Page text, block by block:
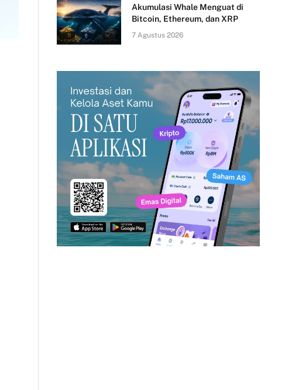
Akumulasi Whale Menguat di
Bitcoin, Ethereum, dan XRP
7 Agustus 2026